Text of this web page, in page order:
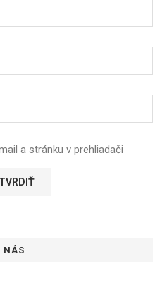
a stránku v prehliadači
NÁS